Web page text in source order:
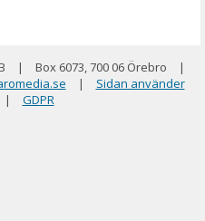
| Box 6073, 700 06 Örebro
|
|
Sidan använder
| GDPR